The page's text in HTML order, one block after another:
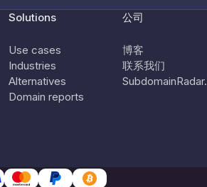
Solutions
Use cases
Industries
Alternatives
Domain reports
公司
博客
联系我们